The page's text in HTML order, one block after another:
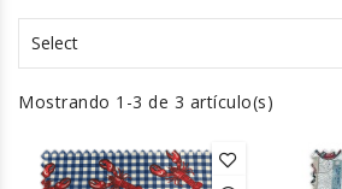
Select
Mostrando 1-3 de 3 artículo(s)